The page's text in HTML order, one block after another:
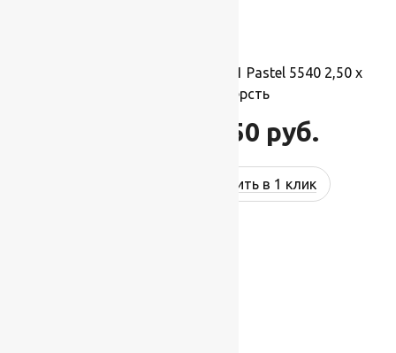
Ковер шерстяной Прямой 121 Pastel 5540 2,50 x
3,50 м, 100% шерсть
96 250 руб.
Купить в 1 клик